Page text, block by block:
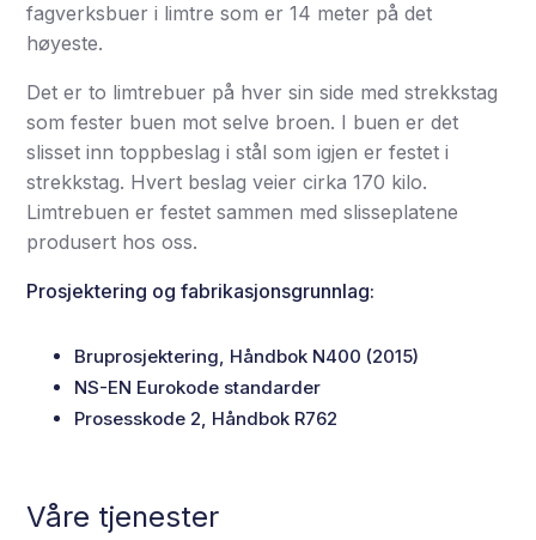
fagverksbuer i limtre som er 14 meter på det
høyeste.
Det er to limtrebuer på hver sin side med strekkstag
som fester buen mot selve broen. I buen er det
slisset inn toppbeslag i stål som igjen er festet i
strekkstag. Hvert beslag veier cirka 170 kilo.
Limtrebuen er festet sammen med slisseplatene
produsert hos oss.
Prosjektering og fabrikasjonsgrunnlag:
Bruprosjektering, Håndbok N400 (2015)
NS-EN Eurokode standarder
Prosesskode 2, Håndbok R762
Våre tjenester